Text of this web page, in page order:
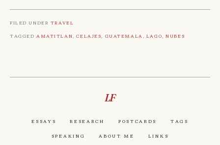
Filed under Travel
TaggedAmatitlan,Celajes, Guatemala, Lago,Nubes
LF
Essays Research Postcards Tags
Speaking About Me Links